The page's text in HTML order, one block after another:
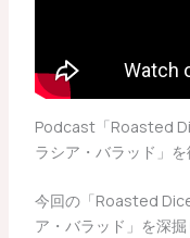
Podcast「Roasted
ラシア・バラッド」を
今回の「Roasted
ア・バラッド」を深